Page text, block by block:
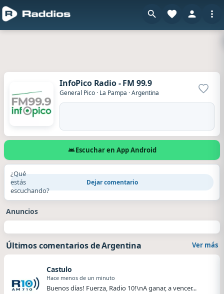
InfoPico Radio - FM 99.9
General Pico · La Pampa ·Argentina
Escuchar en App Android
¿Qué
estás
escuchando?
Dejar comentario
Anuncios
Últimos comentarios de Argentina Ver más
Castulo
Hace menos de un minuto
Buenos días! Fuerza, Radio 10!\nA ganar, a vencer...